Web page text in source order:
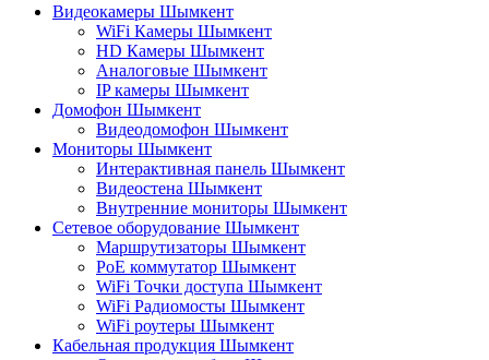
Видеокамеры Шымкент
WiFi Камеры Шымкент
HD Камеры Шымкент
Аналоговые Шымкент
IP камеры Шымкент
Домофон Шымкент
Видеодомофон Шымкент
Мониторы Шымкент
Интерактивная панель Шымкент
Видеостена Шымкент
Внутренние мониторы Шымкент
Сетевое оборудование Шымкент
Маршрутизаторы Шымкент
PoE коммутатор Шымкент
WiFi Точки доступа Шымкент
WiFi Радиомосты Шымкент
WiFi роутеры Шымкент
Кабельная продукция Шымкент